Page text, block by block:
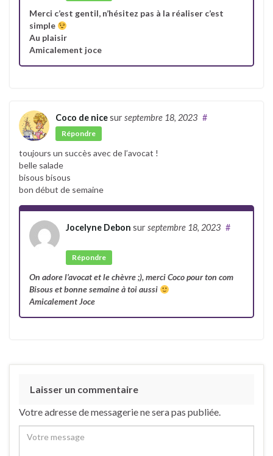
Merci c’est gentil, n’hésitez pas à la réaliser c’est
simple
Au plaisir
Amicalement joce
Coco de nicesur septembre 18, 2023 #
Répondre
toujours un succès avec de l’avocat !
belle salade
bisous bisous
bon début de semaine
Jocelyne Debon sur septembre 18, 2023 #
Répondre
On adore l’avocat et le chèvre ;), merci Coco pour ton com
Bisous et bonne semaine à toi aussi
Amicalement Joce
Laisser un commentaire
Votre adresse de messagerie ne sera pas publiée.